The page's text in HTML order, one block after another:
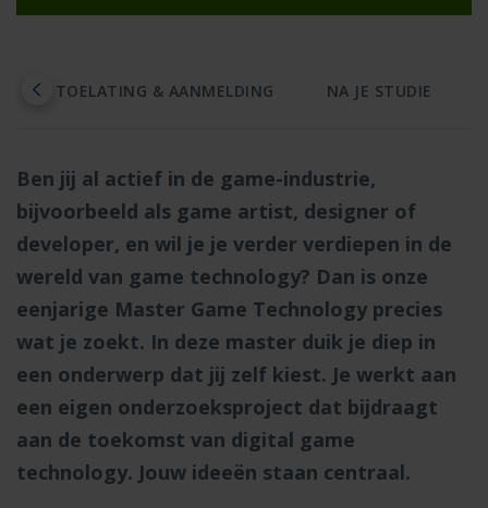
TOELATING & AANMELDING NA JE STUDIE
Ben jij al actief in de game-industrie,
bijvoorbeeld als game artist, designer of
developer, en wil je je verder verdiepen in de
wereld van game technology? Dan is onze
eenjarige Master Game Technology precies
wat je zoekt. In deze master duik je diep in
een onderwerp dat jij zelf kiest. Je werkt aan
een eigen onderzoeksproject dat bijdraagt
aan de toekomst van digital game
technology. Jouw ideeën staan centraal.